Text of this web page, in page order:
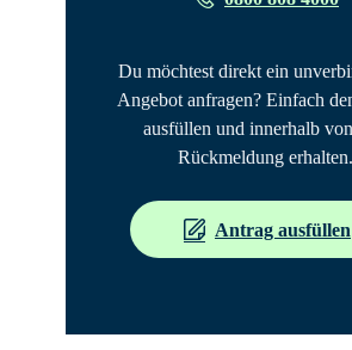
Du möchtest direkt ein
Angebot anfragen? Einfach
ausfüllen und innerhalb
Rückmeldung erhalten.
Antrag ausfüllen